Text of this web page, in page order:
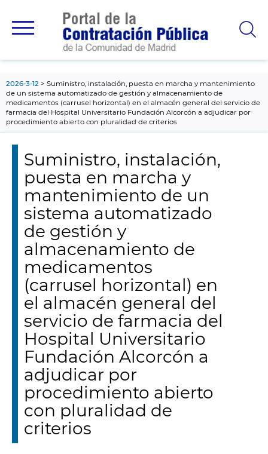
principal
2026-3-12
Suministro, instalación, puesta en marcha y mantenimiento
de un sistema automatizado de gestión y almacenamiento de
medicamentos (carrusel horizontal) en el almacén general del servicio de
farmacia del Hospital Universitario Fundación Alcorcón a adjudicar por
procedimiento abierto con pluralidad de criterios
Suministro, instalación,
puesta en marcha y
mantenimiento de un
sistema automatizado
de gestión y
almacenamiento de
medicamentos
(carrusel horizontal) en
el almacén general del
servicio de farmacia del
Hospital Universitario
Fundación Alcorcón a
adjudicar por
procedimiento abierto
con pluralidad de
criterios